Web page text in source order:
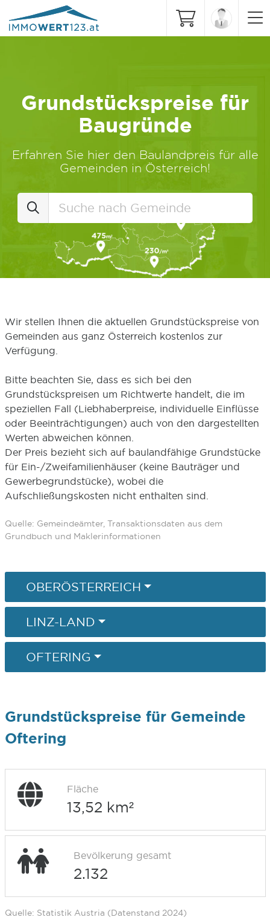
Grundstückspreise für
Baugründe
Erfahren Sie hier den Baulandpreis für alle
Gemeinden in Österreich!
Wir stellen Ihnen die aktuellen Grundstückspreise von
Gemeinden aus ganz Österreich kostenlos zur
Verfügung.
Bitte beachten Sie, dass es sich bei den
Grundstückspreisen um Richtwerte handelt, die im
speziellen Fall (Liebhaberpreise, individuelle Einflüsse
oder Beeinträchtigungen) auch von den dargestellten
Werten abweichen können.
Der Preis bezieht sich auf baulandfähige Grundstücke
für Ein-/Zweifamilienhäuser (keine Bauträger und
Gewerbegrundstücke), wobei die
Aufschließungskosten nicht enthalten sind.
Quelle: Gemeindeämter, Transaktionsdaten aus dem
Grundbuch und Maklerinformationen
OBERÖSTERREICH
LINZ-LAND
OFTERING
Grundstückspreise für Gemeinde
Oftering
Fläche
13,52 km²
Bevölkerung gesamt
2.132
Quelle: Statistik Austria (Datenstand 2024)